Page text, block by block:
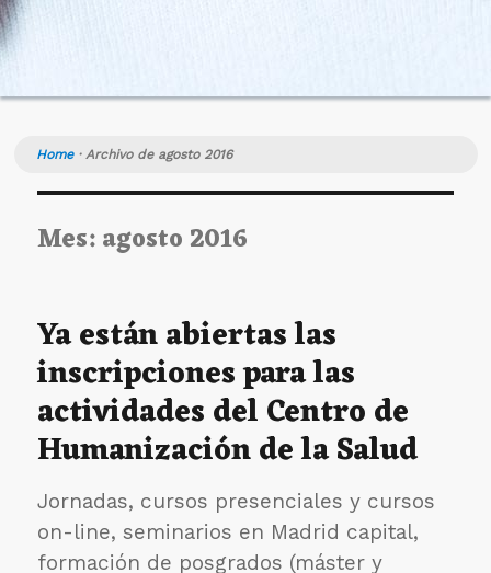
Home· Archivo de agosto 2016
Mes:agosto 2016
Ya están abiertas las
inscripciones para las
actividades del Centro de
Humanización de la Salud
Jornadas, cursos presenciales y cursos
on-line, seminarios en Madrid capital,
formación de posgrados (máster y